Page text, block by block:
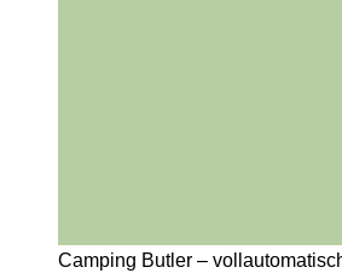
Camping Butler –